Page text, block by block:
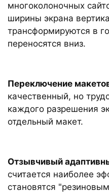
многоколоночных
ширины экрана
трансформируются в
переносятся вниз.
Переключение
качественный, но
каждого разрешения
отдельный макет.
Отзывчивый
считается наиболее
становятся